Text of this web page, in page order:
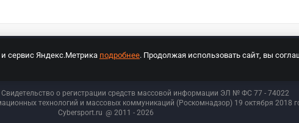
о регистрации средств массовой информации ЭЛ № ФС 77 - 74022
технологий и массовых коммуникаций (Роскомнадзор) 19 октября 2018
Cybersport.ru @ 2011 - 2026
сервис Яндекс.Метрика подробнее. Продолжая использовать сайт, вы